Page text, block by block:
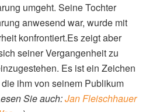
umgeht. Seine Tochter
anwesend war, wurde mit
konfrontiert.Es zeigt aber
seiner Vergangenheit zu
Es ist ein Zeichen
ihm von seinem Publikum
Sie auch:Jan Fleischhauer